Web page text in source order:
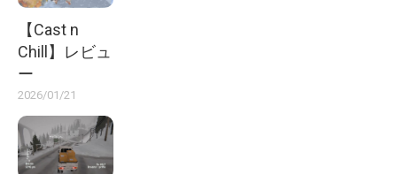
【Cast n
Chill】レビュ
ー
2026/01/21